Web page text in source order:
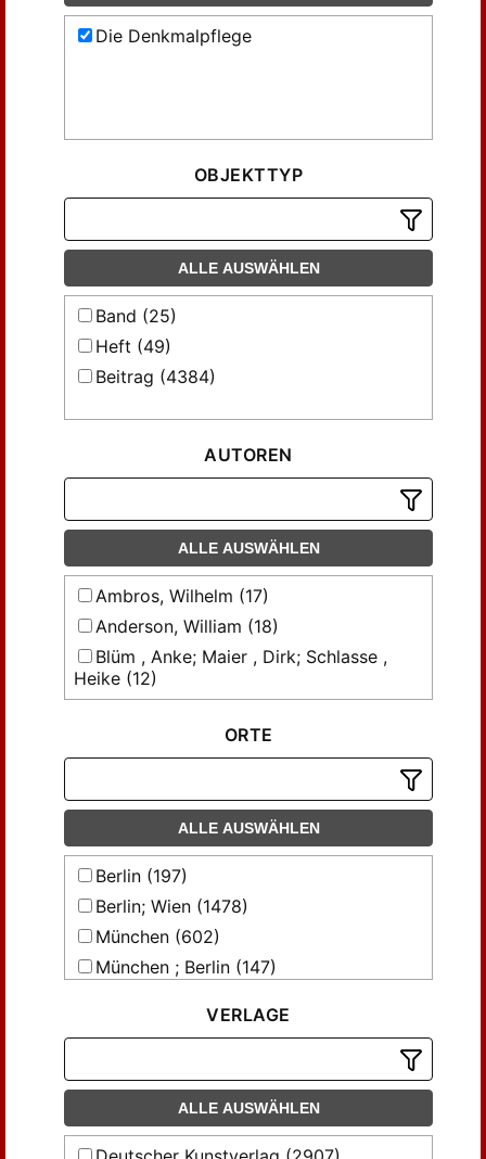
Die Denkmalpflege
OBJEKTTYP
ALLE AUSWÄHLEN
Band (25)
Heft (49)
Beitrag (4384)
AUTOREN
ALLE AUSWÄHLEN
Ambros, Wilhelm (17)
Anderson, William (18)
Blüm , Anke; Maier , Dirk; Schlasse ,
Heike (12)
Boeyng [u.a.], Ulrich (25)
Brandl, Martin (13)
Breuer, Tilmann (27)
Brülls, Holger (23)
Börsch-Supan, Eva (19)
Caspary, Hans (10)
Curman, Sigurd (10)
Davydov, Dimitrij (10)
Demus, Otto (11)
Findeisen, Peter (32)
Fischer , Manfred F. (22)
Fischer, Manfred F. (43)
ORTE
ALLE AUSWÄHLEN
Berlin (197)
Berlin; Wien (1478)
München (602)
München ; Berlin (147)
München;Berlin (297)
VERLAGE
ALLE AUSWÄHLEN